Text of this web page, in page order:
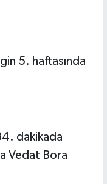
5. haftasında
dakikada
Vedat Bora